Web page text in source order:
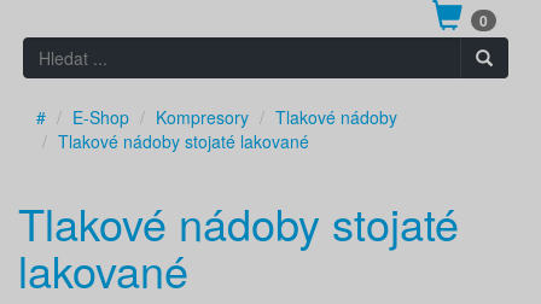
0
# E-Shop Kompresory
Tlakové nádoby
Tlakové nádoby stojaté lakované
Tlakové nádoby stojaté
lakované